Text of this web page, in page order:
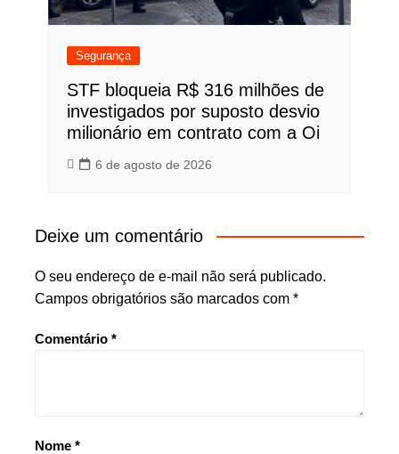
Segurança
STF bloqueia R$ 316 milhões de
investigados por suposto desvio
milionário em contrato com a Oi
6 de agosto de 2026
Deixe um comentário
O seu endereço de e-mail não será publicado.
Campos obrigatórios são marcados com *
Comentário *
Nome *